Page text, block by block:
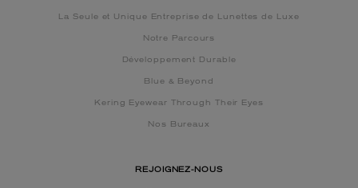
La Seule et Unique Entreprise de Lunettes de Luxe
Notre Parcours
Développement Durable
Blue & Beyond
Kering Eyewear Through Their Eyes
Nos Bureaux
REJOIGNEZ-NOUS